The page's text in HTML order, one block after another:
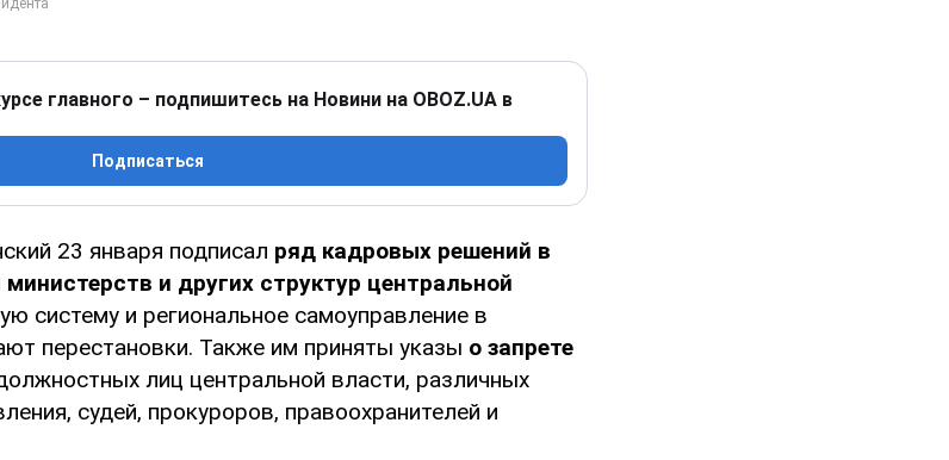
главного – подпишитесь на Новини на OBOZ.UA в
Подписаться
23 января подписал ряд кадровых решений в
и других структур центральной
систему и региональное самоуправление в
перестановки. Также им приняты указы о запрете
лиц центральной власти, различных
судей, прокуроров, правоохранителей и